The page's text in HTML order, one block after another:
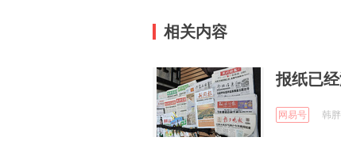
相关内容
报纸已
网易号 韩